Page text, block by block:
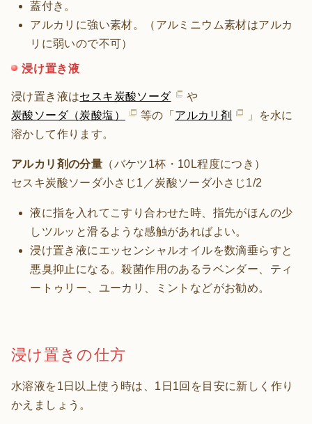
蓋付き。
アルカリに強い素材。（アルミニウム素材はアルカ
リに弱いので不可）
浸け置き液
浸け置き液はセスキ炭酸ソーダ
や
炭酸ソーダ（炭酸塩）
等の「 アルカリ剤
」を水に
溶かして作ります。
アルカリ剤の分量 （バケツ1杯・10L程度につき）
セスキ炭酸ソーダ小さじ1／炭酸ソーダ小さじ1/2
液に指を入れてこすり合わせた時、指先がほんの少
しツルッと滑るような感触があればよい。
浸け置き液にエッセンシャルオイルを数滴垂らすと
悪臭抑止になる。殺菌作用のあるラベンダー、ティ
ートゥリー、ユーカリ、ミントなどがお勧め。
浸け置きの仕方
水溶液を1日以上使う時は、1日1回を目安に新しく作り
かえましょう。